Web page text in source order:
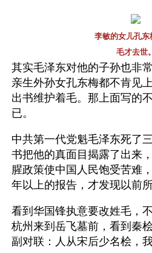
李敏的女儿孔东
毛才去世。
其实毛泽东对他的子孙也非
亲生外孙女孔东梅都不肯见
出书维护着毛。那上面写的
已。
中共第一代党魁毛泽东死了
书把他的真面目揭露了出来
腥政策使中国人民饱受苦难
年以上的报告，才发现以前
看到华国锋执意要改姓毛，
杭州来到岳飞墓前，看到秦
副对联：人从宋后少名桧，